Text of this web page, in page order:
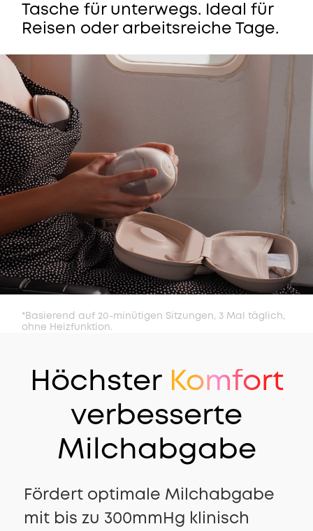
Tasche für unterwegs. Ideal für
Reisen oder arbeitsreiche Tage.
*Basierend auf 20-minütigen Sitzungen, 3 Mal täglich,
ohne Heizfunktion.
Höchster Komfort
verbesserte
Milchabgabe
Fördert optimale Milchabgabe
mit bis zu 300mmHg klinisch